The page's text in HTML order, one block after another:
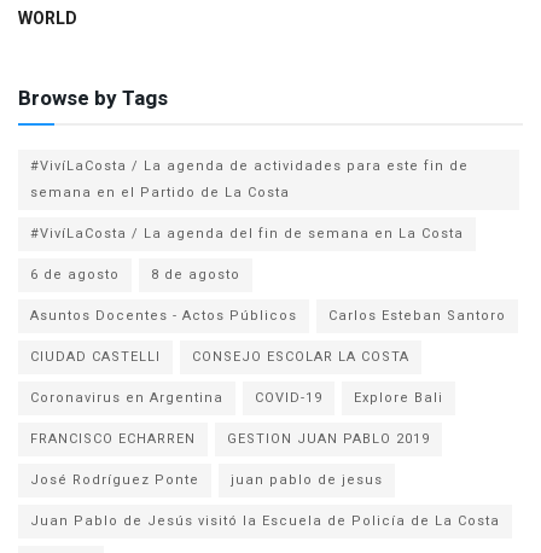
WORLD
Browse by Tags
#VivíLaCosta / La agenda de actividades para este fin de
semana en el Partido de La Costa
#VivíLaCosta / La agenda del fin de semana en La Costa
6 de agosto
8 de agosto
Asuntos Docentes - Actos Públicos
Carlos Esteban Santoro
CIUDAD CASTELLI
CONSEJO ESCOLAR LA COSTA
Coronavirus en Argentina
COVID-19
Explore Bali
FRANCISCO ECHARREN
GESTION JUAN PABLO 2019
José Rodríguez Ponte
juan pablo de jesus